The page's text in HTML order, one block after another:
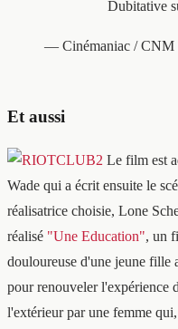
Dubitative
— Cinémaniac / CNM
Et aussi
Le film est
Wade qui a écrit ensuite le
réalisatrice choisie, Lone
réalisé "Une Education", un
douloureuse d'une jeune fille
pour renouveler l'expérience
l'extérieur par une femme